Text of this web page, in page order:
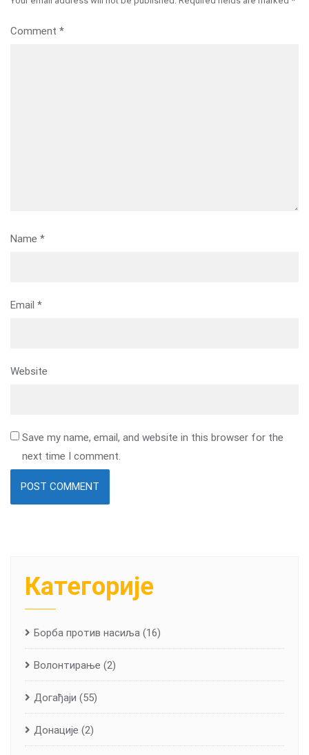
Comment *
Name *
Email *
Website
Save my name, email, and website in this browser for the
next time I comment.
Категорије
Борба против насиља (16)
Волонтирање (2)
Догађаји (55)
Донације (2)